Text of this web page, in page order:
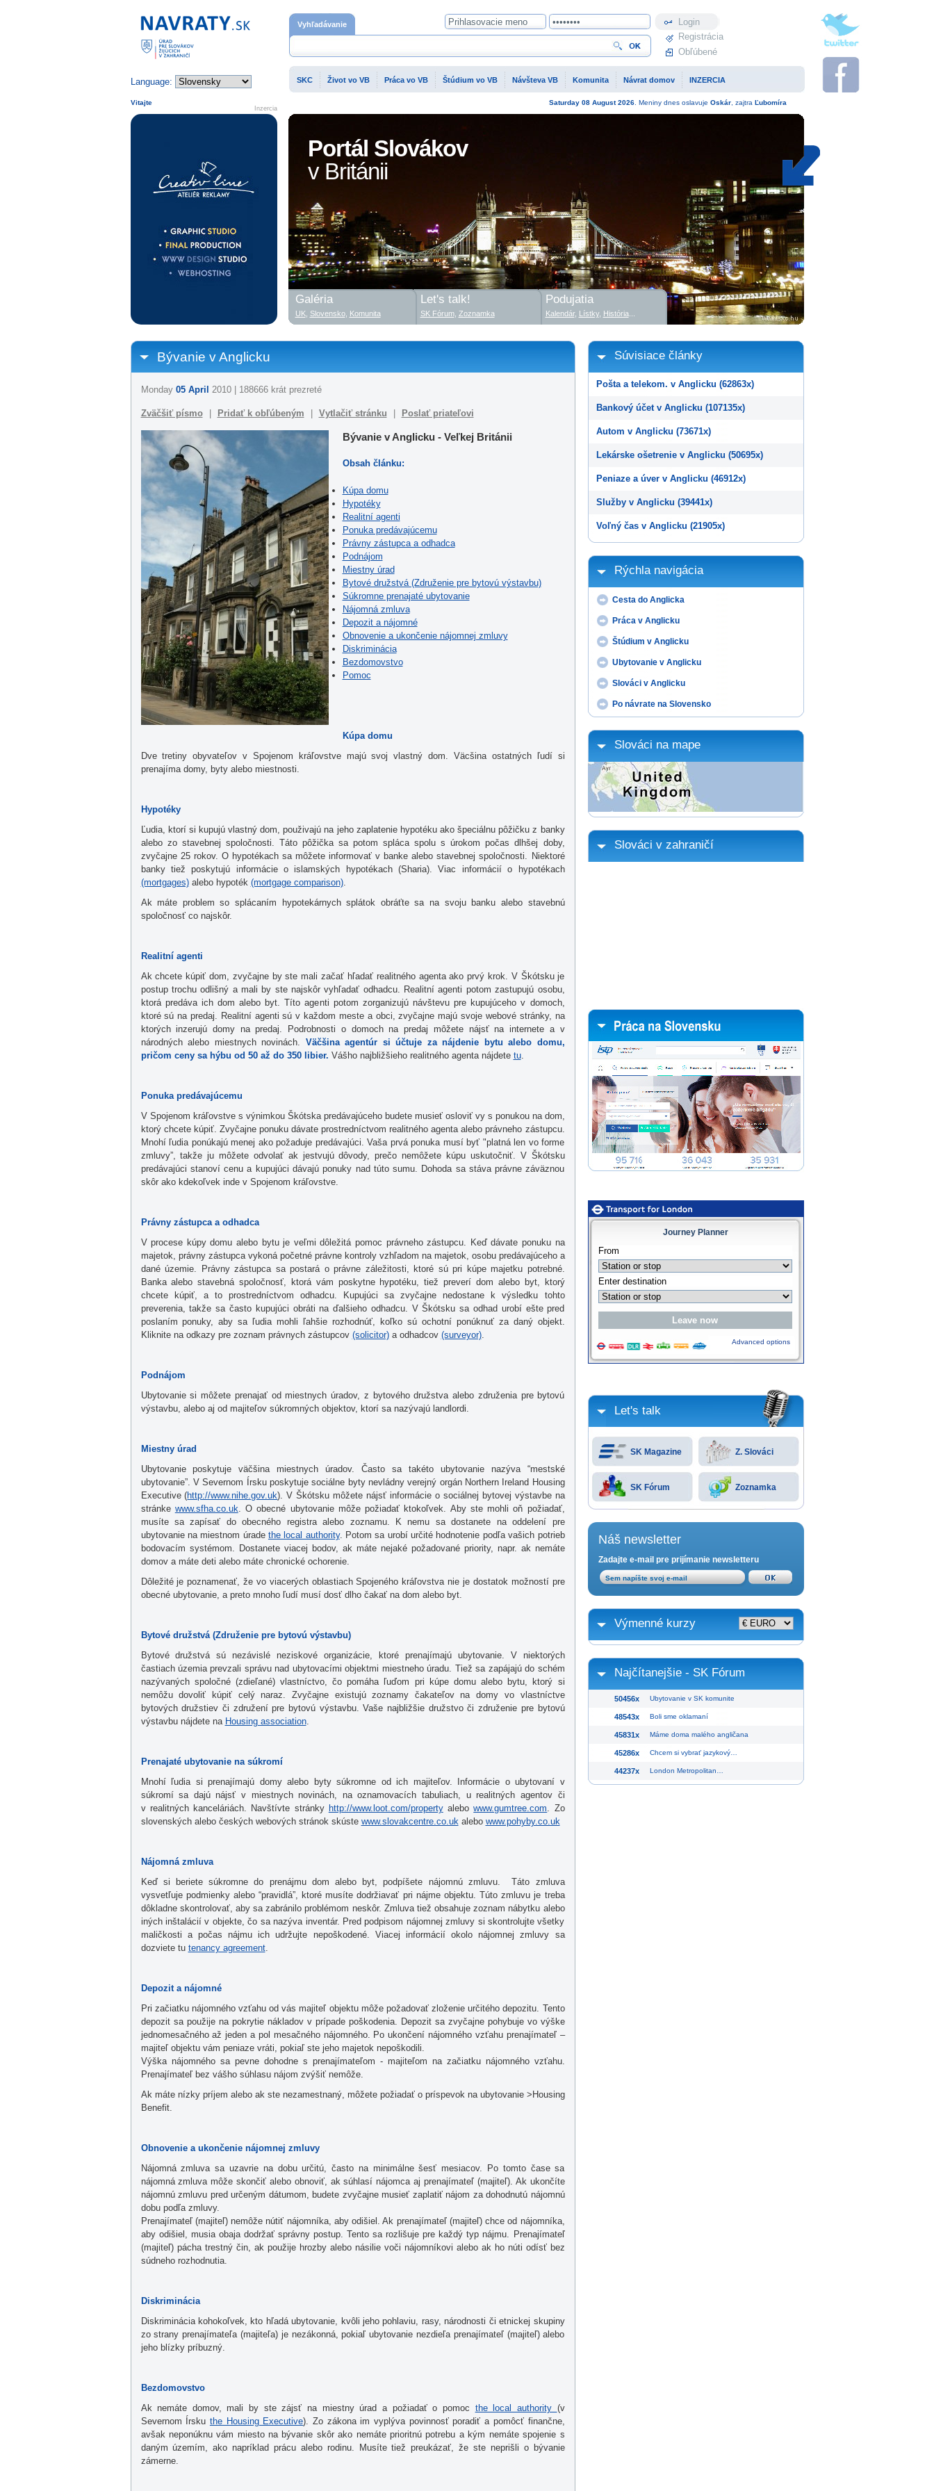
Portál Slovákov
v Británii
Bývanie v Anglicku
Monday 05 April 2010 | 188666 krát prezreté
Zväčšiť písmo Pridať k obľúbeným Vytlačiť stránku Poslať priateľovi
Bývanie v Anglicku - Veľkej Británii
Obsah článku:
Kúpa domu
Hypotéky
Realitní agenti
Ponuka predávajúcemu
Právny zástupca a odhadca
Podnájom
Miestny úrad
Bytové družstvá (Združenie pre bytovú výstavbu)
Súkromne prenajaté ubytovanie
Nájomná zmluva
Depozit a nájomné
Obnovenie a ukončenie nájomnej zmluvy
Diskriminácia
Bezdomovstvo
Pomoc
Kúpa domu
Dve tretiny obyvateľov v Spojenom kráľovstve majú svoj vlastný dom. Väcšina ostatných ľudí si
prenajíma domy, byty alebo miestnosti.
Hypotéky
Ľudia, ktorí si kupujú vlastný dom, použivajú na jeho zaplatenie hypotéku ako špeciálnu pôžičku z banky
alebo zo stavebnej spoločnosti. Táto pôžička sa potom spláca spolu s úrokom počas dlhšej doby,
zvyčajne 25 rokov. O hypotékach sa môžete informovať v banke alebo stavebnej spoločnosti. Niektoré
banky tiež poskytujú informácie o islamských hypotékach (Sharia). Viac informácií o hypotékach
(mortgages)alebo hypoték (mortgage comparison).
Ak máte problem so splácaním hypotekárnych splátok obráťte sa na svoju banku alebo stavebnú
spoločnosť co najskôr.
Realitní agenti
Ak chcete kúpiť dom, zvyčajne by ste mali začať hľadať realitného agenta ako prvý krok. V Škótsku je
postup trochu odlišný a mali by ste najskôr vyhľadať odhadcu. Realitní agenti potom zastupujú osobu,
ktorá predáva ich dom alebo byt. Títo agenti potom zorganizujú návštevu pre kupujúceho v domoch,
ktoré sú na predaj. Realitní agenti sú v každom meste a obci, zvyčajne majú svoje webové stránky, na
ktorých inzerujú domy na predaj. Podrobnosti o domoch na predaj môžete nájsť na internete a v
národných alebo miestnych novinách. Väčšina agentúr si účtuje za nájdenie bytu alebo domu,
pričom ceny sa hýbu od 50 až do 350 libier. Vášho najbližšieho realitného agenta nájdete tu.
Ponuka predávajúcemu
V Spojenom kráľovstve s výnimkou Škótska predávajúceho budete musieť osloviť vy s ponukou na dom,
ktorý chcete kúpiť. Zvyčajne ponuku dávate prostredníctvom realitného agenta alebo právneho zástupcu.
Mnohí ľudia ponúkajú menej ako požaduje predávajúci. Vaša prvá ponuka musí byť "platná len vo forme
zmluvy”, takže ju môžete odvolať ak jestvujú dôvody, prečo nemôžete kúpu uskutočniť. V Škótsku
predávajúci stanoví cenu a kupujúci dávajú ponuky nad túto sumu. Dohoda sa stáva právne záväznou
skôr ako kdekoľvek inde v Spojenom kráľovstve.
Právny zástupca a odhadca
V procese kúpy domu alebo bytu je veľmi dôležitá pomoc právneho zástupcu. Keď dávate ponuku na
majetok, právny zástupca vykoná početné právne kontroly vzhľadom na majetok, osobu predávajúceho a
dané územie. Právny zástupca sa postará o právne záležitosti, ktoré sú pri kúpe majetku potrebné.
Banka alebo stavebná spoločnosť, ktorá vám poskytne hypotéku, tiež preverí dom alebo byt, ktorý
chcete kúpiť, a to prostredníctvom odhadcu. Kupujúci sa zvyčajne nedostane k výsledku tohto
preverenia, takže sa často kupujúci obráti na ďalšieho odhadcu. V Škótsku sa odhad urobí ešte pred
poslaním ponuky, aby sa ľudia mohli ľahšie rozhodnúť, koľko sú ochotní ponúknuť za daný objekt.
Kliknite na odkazy pre zoznam právnych zástupcov (solicitor)a odhadcov (surveyor).
Podnájom
Ubytovanie si môžete prenajať od miestnych úradov, z bytového družstva alebo združenia pre bytovú
výstavbu, alebo aj od majiteľov súkromných objektov, ktorí sa nazývajú landlordi.
Miestny úrad
Ubytovanie poskytuje väčšina miestnych úradov. Často sa takéto ubytovanie nazýva “mestské
ubytovanie”. V Severnom Írsku poskytuje sociálne byty nevládny verejný orgán Northern Ireland Housing
Executive (http://www.nihe.gov.uk). V Škótsku môžete nájsť informácie o sociálnej bytovej výstavbe na
stránke www.sfha.co.uk. O obecné ubytovanie môže požiadať ktokoľvek. Aby ste mohli oň požiadať,
musíte sa zapísať do obecného registra alebo zoznamu. K nemu sa dostanete na oddelení pre
ubytovanie na miestnom úrade the local authority. Potom sa urobí určité hodnotenie podľa vašich potrieb
bodovacím systémom. Dostanete viacej bodov, ak máte nejaké požadované priority, napr. ak nemáte
domov a máte deti alebo máte chronické ochorenie.
Dôležité je poznamenať, že vo viacerých oblastiach Spojeného kráľovstva nie je dostatok možností pre
obecné ubytovanie, a preto mnoho ľudí musí dosť dlho čakať na dom alebo byt.
Bytové družstvá (Združenie pre bytovú výstavbu)
Bytové družstvá sú nezávislé neziskové organizácie, ktoré prenajímajú ubytovanie. V niektorých
častiach územia prevzali správu nad ubytovacími objektmi miestneho úradu. Tiež sa zapájajú do schém
nazývaných spoločné (zdieľané) vlastníctvo, čo pomáha ľuďom pri kúpe domu alebo bytu, ktorý si
nemôžu dovoliť kúpiť celý naraz. Zvyčajne existujú zoznamy čakateľov na domy vo vlastníctve
bytových družstiev či združení pre bytovú výstavbu. Vaše najbližšie družstvo či združenie pre bytovú
výstavbu nájdete na Housing association.
Prenajaté ubytovanie na súkromí
Mnohí ľudia si prenajímajú domy alebo byty súkromne od ich majiteľov. Informácie o ubytovaní v
súkromí sa dajú nájsť v miestnych novinách, na oznamovacích tabuliach, u realitných agentov či
v realitných kanceláriách. Navštívte stránky http://www.loot.com/propertyalebowww.gumtree.com. Zo
slovenských alebo českých webových stránok skúste www.slovakcentre.co.ukalebo www.pohyby.co.uk
Nájomná zmluva
Keď si beriete súkromne do prenájmu dom alebo byt, podpíšete nájomnú zmluvu. Táto zmluva
vysvetľuje podmienky alebo “pravidlá”, ktoré musíte dodržiavať pri nájme objektu. Túto zmluvu je treba
dôkladne skontrolovať, aby sa zabránilo problémom neskôr. Zmluva tiež obsahuje zoznam nábytku alebo
iných inštalácií v objekte, čo sa nazýva inventár. Pred podpisom nájomnej zmluvy si skontrolujte všetky
maličkosti a počas nájmu ich udržujte nepoškodené. Viacej informácií okolo nájomnej zmluvy sa
dozviete tu tenancy agreement.
Depozit a nájomné
Pri začiatku nájomného vzťahu od vás majiteľ objektu môže požadovať zloženie určitého depozitu. Tento
depozit sa použije na pokrytie nákladov v prípade poškodenia. Depozit sa zvyčajne pohybuje vo výške
jednomesačného až jeden a pol mesačného nájomného. Po ukončení nájomného vzťahu prenajímateľ –
majiteľ objektu vám peniaze vráti, pokiaľ ste jeho majetok nepoškodili.
Výška nájomného sa pevne dohodne s prenajímateľom - majiteľom na začiatku nájomného vzťahu.
Prenajímateľ bez vášho súhlasu nájom zvýšiť nemôže.
Ak máte nízky príjem alebo ak ste nezamestnaný, môžete požiadať o príspevok na ubytovanie >Housing
Benefit.
Obnovenie a ukončenie nájomnej zmluvy
Nájomná zmluva sa uzavrie na dobu určitú, často na minimálne šesť mesiacov. Po tomto čase sa
nájomná zmluva môže skončiť alebo obnoviť, ak súhlasí nájomca aj prenajímateľ (majiteľ). Ak ukončíte
nájomnú zmluvu pred určeným dátumom, budete zvyčajne musieť zaplatiť nájom za dohodnutú nájomnú
dobu podľa zmluvy.
Prenajímateľ (majiteľ) nemôže nútiť nájomníka, aby odišiel. Ak prenajímateľ (majiteľ) chce od nájomníka,
aby odišiel, musia obaja dodržať správny postup. Tento sa rozlišuje pre každý typ nájmu. Prenajímateľ
(majiteľ) pácha trestný čin, ak použije hrozby alebo násilie voči nájomníkovi alebo ak ho núti odísť bez
súdneho rozhodnutia.
Diskriminácia
Diskriminácia kohokoľvek, kto hľadá ubytovanie, kvôli jeho pohlaviu, rasy, národnosti či etnickej skupiny
zo strany prenajímateľa (majiteľa) je nezákonná, pokiaľ ubytovanie nezdieľa prenajímateľ (majiteľ) alebo
jeho blízky príbuzný.
Bezdomovstvo
Ak nemáte domov, mali by ste zájsť na miestny úrad a požiadať o pomoc the local authority (v
Severnom Írsku the Housing Executive). Zo zákona im vyplýva povinnosť poradiť a pomôcť finančne,
avšak neponúknu vám miesto na bývanie skôr ako nemáte prioritnú potrebu a kým nemáte spojenie s
daným územím, ako napríklad prácu alebo rodinu. Musíte tiež preukázať, že ste neprišli o bývanie
zámerne.
Súvisiace články
Pošta a telekom. v Anglicku (62863x)
Bankový účet v Anglicku (107135x)
Autom v Anglicku (73671x)
Lekárske ošetrenie v Anglicku (50695x)
Peniaze a úver v Anglicku (46912x)
Služby v Anglicku (39441x)
Voľný čas v Anglicku (21905x)
Rýchla navigácia
Cesta do Anglicka
Práca v Anglicku
Štúdium v Anglicku
Ubytovanie v Anglicku
Slováci v Anglicku
Po návrate na Slovensko
Slováci na mape
Slováci v zahraničí
Journey Planner
Advanced options
Let's talk
SK Magazine Z. Slováci
SK Fórum Zoznamka
Náš newsletter
Zadajte e-mail pre prijímanie newsletteru
Výmenné kurzy
Najčítanejšie - SK Fórum
50456x Ubytovanie v SK komunite
48543x Boli sme oklamaní
45831x Máme doma malého angličana
45286x Chcem si vybrať jazykový…
44237x London Metropolitan…
Domovská stránka
Language:
Vyhľadávanie
SKC Život vo VB Práca vo VB Štúdium vo VB Návšteva VB Komunita Návrat domov INZERCIA
Profil
Registrácia
Obľúbené
Inzercia
Vitajte Saturday 08 August2026. Meniny dnes oslavuje Oskár, zajtra Ľubomíra
Galéria
UK, Slovensko, Komunita
Let's talk!
SK Fórum, Zoznamka
Podujatia
Kalendár, Lístky, História